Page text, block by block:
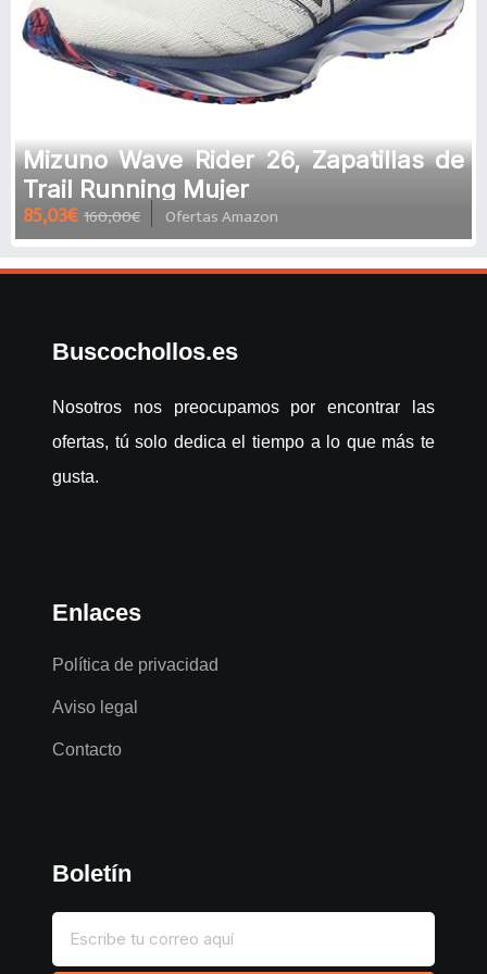
Mizuno Wave Rider 26, Zapatillas de
Trail Running Mujer
85,03€ 160,00€ Ofertas Amazon
Buscochollos.es
Nosotros nos preocupamos por encontrar las
ofertas, tú solo dedica el tiempo a lo que más te
gusta.
Enlaces
Política de privacidad
Aviso legal
Contacto
Boletín